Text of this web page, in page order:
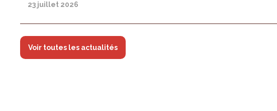
23 juillet 2026
Voir toutes les actualités